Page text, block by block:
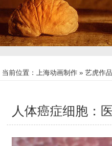
当前位置： 上海动画制作 » 艺虎作品
人体癌症细胞：